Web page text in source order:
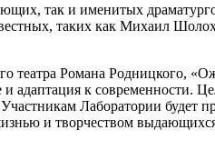
так и именитых
таких как Михаил
театра Романа Родницкого,
адаптация к современности.
Лаборатории будет
и творчеством